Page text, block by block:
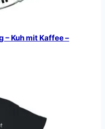
– Kuh mit Kaffee –